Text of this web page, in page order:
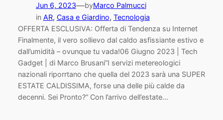
Jun 6, 2023—byMarco Palmucci
in AR, Casa e Giardino, Tecnologia
OFFERTA ESCLUSIVA: Offerta di Tendenza su Internet
Finalmente, il vero sollievo dal caldo asfissiante estivo e
dall’umidità – ovunque tu vada!06 Giugno 2023 | Tech
Gadget | di Marco Brusani”I servizi metereologici
nazionali riporrtano che quella del 2023 sarà una SUPER
ESTATE CALDISSIMA, forse una delle più calde da
decenni. Sei Pronto?” Con l’arrivo dell’estate…